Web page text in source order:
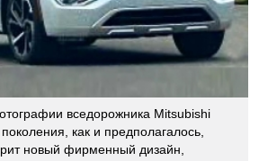
вседорожника Mitsubishi
как и предполагалось,
новый фирменный дизайн,